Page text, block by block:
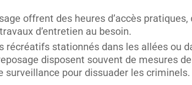
offrent des heures d’accès
d’entretien au besoin.
récréatifs stationnés dans les allées ou
disposent souvent de mesures
surveillance pour dissuader les criminels.